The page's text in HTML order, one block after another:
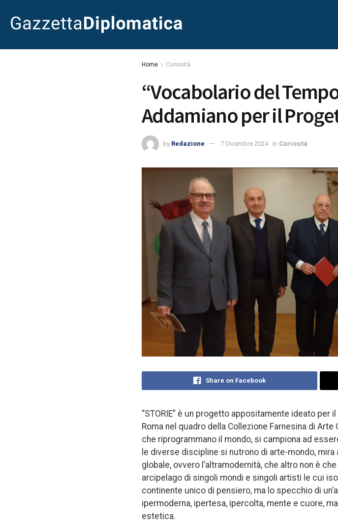
Home Curiosità
“Vocabolario del
Addamiano per il
by Redazione 7 Dicembre 2024 in Curiosità
Share on Facebook
“STORIE” è un progetto appositamente ideato
Roma nel quadro della Collezione Farnesina di
che riprogrammano il mondo, si campiona ad
le diverse discipline si nutrono di arte-mondo,
globale, ovvero l’altramodernità, che altro non è
arcipelago di singoli mondi e singoli artisti le cui
continente unico di pensiero, ma lo specchio di
ipermoderna, ipertesa, ipercolta, mente e cuore,
estetica.